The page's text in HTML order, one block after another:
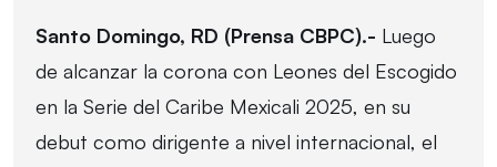
Santo Domingo, RD (Prensa CBPC).- Luego
de alcanzar la corona con Leones del Escogido
en la Serie del Caribe Mexicali 2025, en su
debut como dirigente a nivel internacional, el